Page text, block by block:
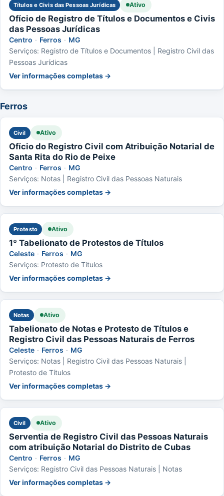
Títulos e Civis das Pessoas Jurídicas Ativo
Ofício de Registro de Títulos e Documentos e Civis
das Pessoas Jurídicas
Centro · Ferros · MG
Serviços: Registro de Títulos e Documentos | Registro Civil das
Pessoas Jurídicas
Ver informações completas →
Ferros
Civil Ativo
Ofício do Registro Civil com Atribuição Notarial de
Santa Rita do Rio de Peixe
Centro · Ferros · MG
Serviços: Notas | Registro Civil das Pessoas Naturais
Ver informações completas →
Protesto Ativo
1º Tabelionato de Protestos de Títulos
Celeste · Ferros · MG
Serviços: Protesto de Títulos
Ver informações completas →
Notas Ativo
Tabelionato de Notas e Protesto de Títulos e
Registro Civil das Pessoas Naturais de Ferros
Celeste · Ferros · MG
Serviços: Notas | Registro Civil das Pessoas Naturais |
Protesto de Títulos
Ver informações completas →
Civil Ativo
Serventia de Registro Civil das Pessoas Naturais
com atribuição Notarial do Distrito de Cubas
Centro · Ferros · MG
Serviços: Registro Civil das Pessoas Naturais | Notas
Ver informações completas →